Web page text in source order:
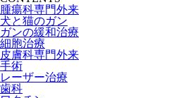
腫瘍科専門外来
犬と猫のガン
ガンの緩和治療
細胞治療
皮膚科専門外来
手術
レーザー治療
歯科